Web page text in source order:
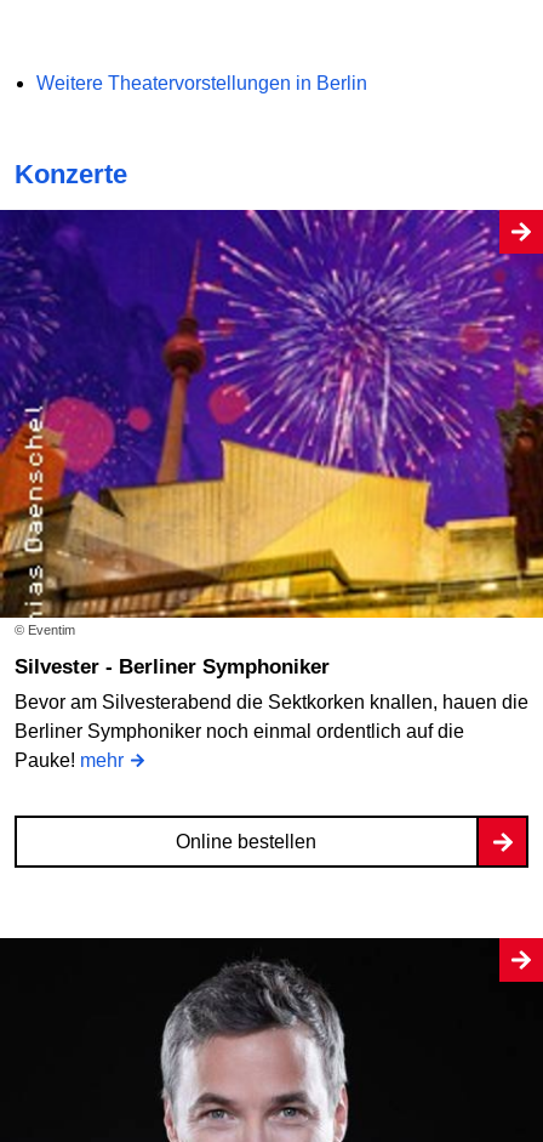
Weitere Theatervorstellungen in Berlin
Konzerte
© Eventim
Silvester - Berliner Symphoniker
Bevor am Silvesterabend die Sektkorken knallen, hauen die
Berliner Symphoniker noch einmal ordentlich auf die
Pauke! mehr
Online bestellen